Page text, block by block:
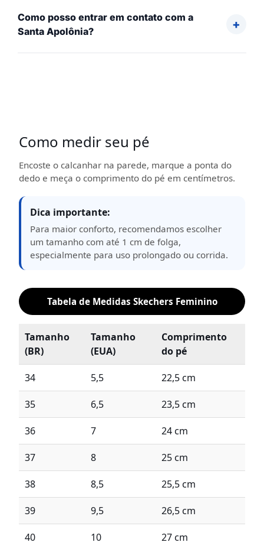
Como posso entrar em contato com a
Santa Apolônia?
Como medir seu pé
Encoste o calcanhar na parede, marque a ponta do
dedo e meça o comprimento do pé em centímetros.
Dica importante:
Para maior conforto, recomendamos escolher
um tamanho com até 1 cm de folga,
especialmente para uso prolongado ou corrida.
Tabela de Medidas Skechers Feminino
Tamanho
(BR)
Tamanho
(EUA)
Comprimento
do pé
34 5,5 22,5 cm
35 6,5 23,5 cm
36 7 24 cm
37 8 25 cm
38 8,5 25,5 cm
39 9,5 26,5 cm
40 10 27 cm